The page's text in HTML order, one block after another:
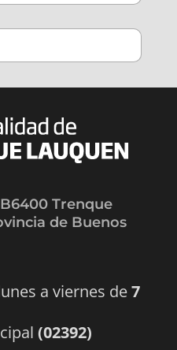
Trenque
de Buenos
a viernes de7
(02392)